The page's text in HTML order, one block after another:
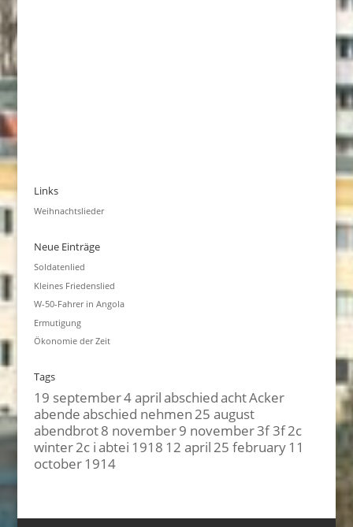
Links
Weihnachtslieder
Neue Einträge
Soldatenlied
Kleines Friedenslied
W-50-Fahrer in Angola
Ermutigung
Ökonomie der Zeit
Tags
19 september4 aprilabschiedachtAcker
abendeabschied nehmen25 august
abendbrot8 november9 november3f 3f2c
winter2c iabtei 1918 12 april25 february11
october1914